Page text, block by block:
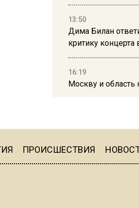
13:50
Дима Билан
критику
16:19
Москву и область
ограничат
ПРОИСШЕСТВИЯ